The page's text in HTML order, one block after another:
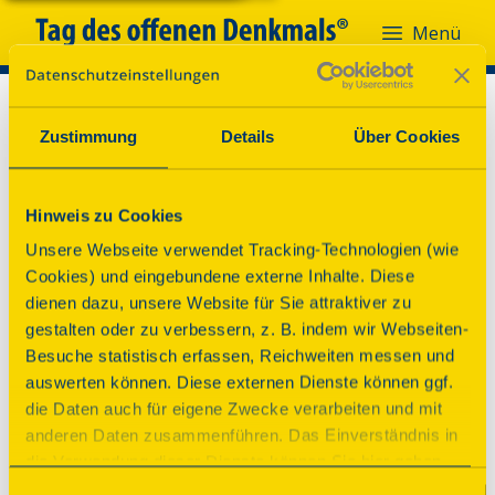
Zustimmung Details Über Cookies
Hinweis zu Cookies
Unsere Webseite verwendet Tracking-Technologien (wie
Cookies) und eingebundene externe Inhalte. Diese
dienen dazu, unsere Website für Sie attraktiver zu
gestalten oder zu verbessern, z. B. indem wir Webseiten-
Besuche statistisch erfassen, Reichweiten messen und
auswerten können. Diese externen Dienste können ggf.
die Daten auch für eigene Zwecke verarbeiten und mit
anderen Daten zusammenführen. Das Einverständnis in
die Verwendung dieser Dienste können Sie hier geben.
Menü